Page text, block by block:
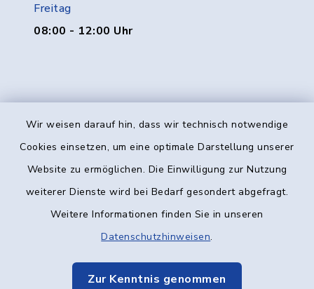
Wir weisen darauf hin, dass wir technisch notwendige
Cookies einsetzen, um eine optimale Darstellung unserer
Website zu ermöglichen. Die Einwilligung zur Nutzung
weiterer Dienste wird bei Bedarf gesondert abgefragt.
Weitere Informationen finden Sie in unseren
Datenschutzhinweisen.
Zur Kenntnis genommen
Freitag
08:00 - 12:00 Uhr
Kontakt
Datenschutz